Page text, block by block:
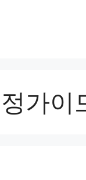
가이